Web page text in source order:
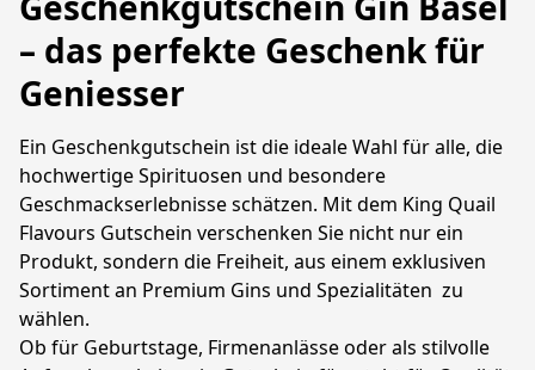
– das perfekte Geschenk für
Geniesser
Ein Geschenkgutschein ist die ideale Wahl für alle, die
hochwertige Spirituosen und besondere
Geschmackserlebnisse schätzen. Mit dem King Quail
Flavours Gutschein verschenken Sie nicht nur ein
Produkt, sondern die Freiheit, aus einem exklusiven
Sortiment an Premium Gins und Spezialitäten  zu
wählen.
Ob für Geburtstage, Firmenanlässe oder als stilvolle